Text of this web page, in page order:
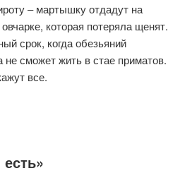
– мартышку отдадут на
которая потеряла щенят.
срок, когда обезьяний
не сможет жить в стае приматов.
все.